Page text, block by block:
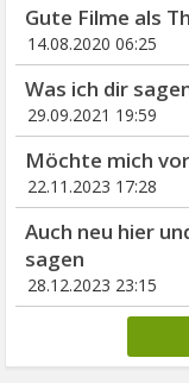
Gute Filme als
14.08.2020 06:25
Was ich dir
29.09.2021 19:59
Möchte mich
22.11.2023 17:28
Auch neu hier
sagen
28.12.2023 23:15